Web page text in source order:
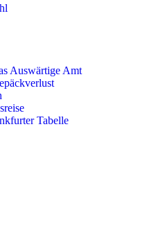
Auswärtige Amt
Tabelle